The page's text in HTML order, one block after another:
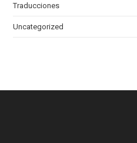
Traducciones
Uncategorized